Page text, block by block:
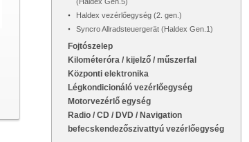
Haldex vezérlőegység (2. gen.)
Syncro Allradsteuergerät (Haldex Gen.1)
Fojtószelep
Kilométeróra / kijelző / műszerfal
Központi elektronika
Légkondicionáló vezérlőegység
Motorvezérlő egység
Radio / CD / DVD / Navigation
befecskendezőszivattyú vezérlőegység